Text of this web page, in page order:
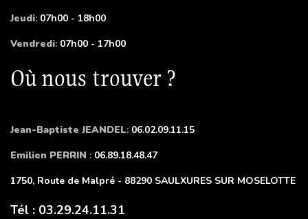
Jeudi: 07h00 - 18h00
Vendredi: 07h00 - 17h00
Où nous trouver ?
Jean-Baptiste JEANDEL: 06.02.09.11.15
Emilien PERRIN : 06.89.18.48.47
1750, Route de Malpré - 88290 SAULXURES SUR MOSELOTTE
Tél : 03.29.24.11.31